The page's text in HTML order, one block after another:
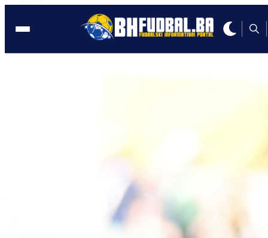
Veliki šok za BiH pred Mundijal:
Povrijedio se Haris Tabaković!